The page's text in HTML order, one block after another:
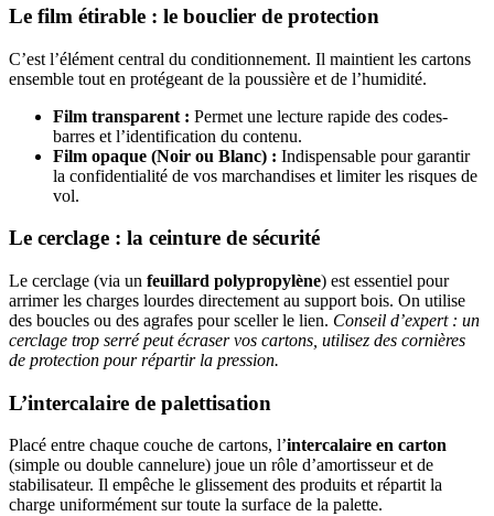
Le film étirable : le bouclier de protection
C’est l’élément central du conditionnement. Il maintient les cartons
ensemble tout en protégeant de la poussière et de l’humidité.
Film transparent : Permet une lecture rapide des codes-
barres et l’identification du contenu.
Film opaque (Noir ou Blanc) : Indispensable pour garantir
la confidentialité de vos marchandises et limiter les risques de
vol.
Le cerclage : la ceinture de sécurité
Le cerclage (via un feuillard polypropylène) est essentiel pour
arrimer les charges lourdes directement au support bois. On utilise
des boucles ou des agrafes pour sceller le lien. Conseil d’expert : un
cerclage trop serré peut écraser vos cartons, utilisez des cornières
de protection pour répartir la pression.
L’intercalaire de palettisation
Placé entre chaque couche de cartons, l’intercalaire en carton
(simple ou double cannelure) joue un rôle d’amortisseur et de
stabilisateur. Il empêche le glissement des produits et répartit la
charge uniformément sur toute la surface de la palette.